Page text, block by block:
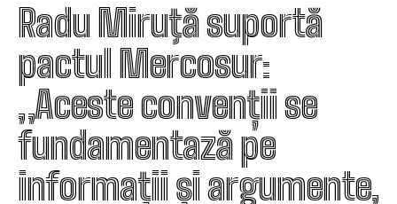
Radu Miruţă suportă
pactul Mercosur:
„Aceste convenții se
fundamentază pe
informații și argumente,